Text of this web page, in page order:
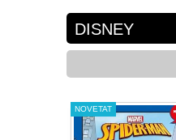
DISNEY
NOVETAT